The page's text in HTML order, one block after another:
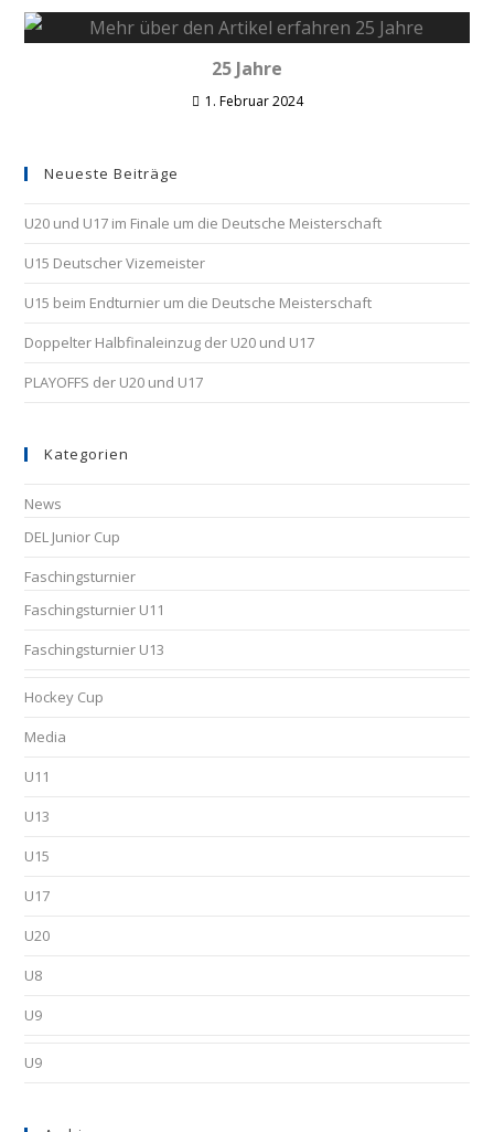
25 Jahre
1. Februar 2024
Neueste Beiträge
U20 und U17 im Finale um die Deutsche Meisterschaft
U15 Deutscher Vizemeister
U15 beim Endturnier um die Deutsche Meisterschaft
Doppelter Halbfinaleinzug der U20 und U17
PLAYOFFS der U20 und U17
Kategorien
News
DEL Junior Cup
Faschingsturnier
Faschingsturnier U11
Faschingsturnier U13
Hockey Cup
Media
U11
U13
U15
U17
U20
U8
U9
U9